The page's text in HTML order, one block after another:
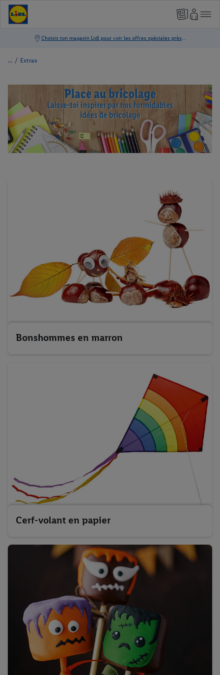
/ Extras
Bonshommes en marron
Cerf-volant en papier